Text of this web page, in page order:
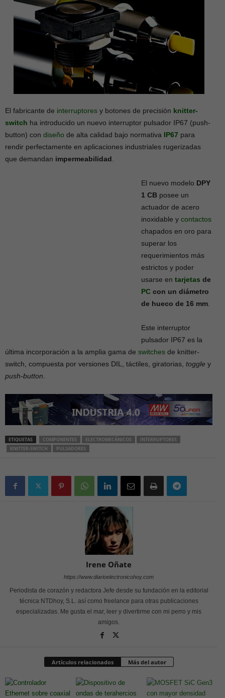
El fabricante de interruptores y botones de precisión knitter-
switch ha introducido un nuevo interruptor pulsador IP67 (push-
button) con diseño de alta calidad bajo normativa IP67 para
rendir perfectamente en aplicaciones industriales rugerizadas
que demandan impermeabilidad
El nuevo modelo DPY
1 CB posee un
actuador de acero
inoxidable y contactos
chapados en oro para
superar los
requerimientos más
estrictos y poder
usarse en tarjetas de
PC con un diámetro
de hueco de 16 mm
Este interruptor
pulsador IP67 es la
última incorporación a la amplia gama de switches de knitter-
switch, compuesta por versiones DIL, táctiles, giratorias, toggle y
push-button
ETIQUETAS COMPONENTES ELECTROMECÁNICOS
INTERRUPTORES
KNITTER-SWITCH
PULSADORES
Irene Oñate
https://www.diarioelectronicohoy.com
Periodista de corazón y redactora Jefe desde su fundación en la editorial
técnica NTDhoy, S.L. así como freelance para otras publicaciones
especializadas. Me gusta el mar, leer y divertirme con mi perro y mis
amigos.
Artículos relacionados Más del autor